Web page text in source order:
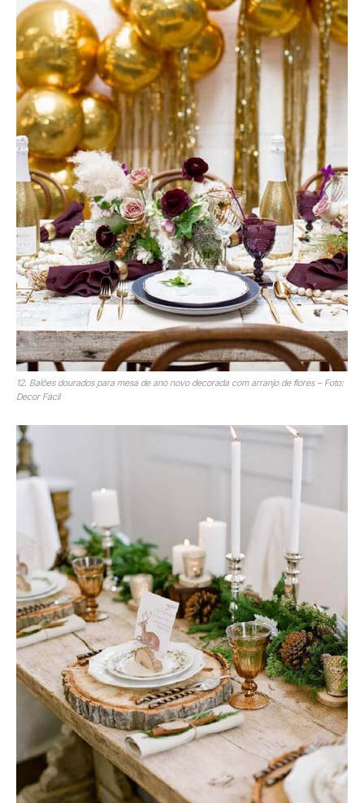
12. Balões dourados para mesa de ano novo decorada com arranjo de flores – Foto:
Decor Fácil